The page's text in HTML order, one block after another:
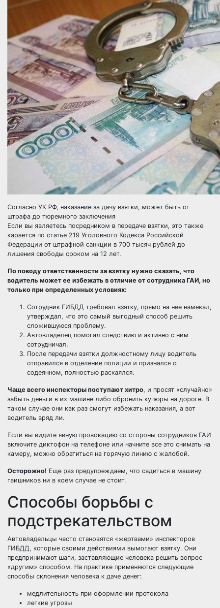
Согласно УК РФ, наказание за дачу взятки, может быть от
штрафа до тюремного заключения
Если вы являетесь посредником в передаче взятки, это также
карается по статье 219 Уголовного Кодекса Российской
Федерации от штрафной санкции в 700 тысяч рублей до
лишения свободы сроком на 12 лет.
По поводу ответственности за взятку нужно сказать, что
водитель может ее избежать в отличие от сотрудника ГАИ, но
только при определенных условиях:
Сотрудник ГИБДД требовал взятку, прямо на нее намекал,
утверждал, что это самый выгодный способ решить
сложившуюся проблему.
Автовладелец помогал следствию и активно с ним
сотрудничал.
После передачи взятки должностному лицу водитель
отправился в отделение полиции и признался о
содеянном, полностью раскаялся.
Чаще всего инспекторы поступают хитро, и просят «случайно»
забыть деньги в их машине либо обронить купюры на дороге. В
таком случае они как раз смогут избежать наказания, а вот
водитель вряд ли.
Если вы видите явную провокацию со стороны сотрудников ГАИ
включите диктофон на телефоне или начните все это снимать на
камеру, можно обратиться на горячую линию с жалобой.
Осторожно! Еще раз предупреждаем, что садиться в машину
гаишников ни в коем случае не стоит.
Способы борьбы с
подстрекательством
Автовладельцы часто становятся «жертвами» инспекторов
ГИБДД, которые своими действиями вымогают взятку. Они
предпринимают шаги, заставляющие человека решить вопрос
«другим» способом. На практике применяются следующие
способы склонения человека к даче денег:
медлительность при оформлении протокола
легкие угрозы